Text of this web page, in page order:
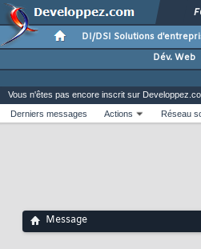
DI/DSI Solutions
Dév. Web
Vous n'êtes pas encore inscrit sur
Derniers messages
Actions Réseau
Message